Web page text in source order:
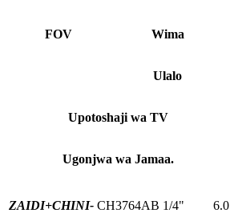
FOV Wima
Ulalo
Upotoshaji wa TV
Ugonjwa wa Jamaa.
ZAIDI+CHINI- CH3764AB 1/4" 6.0